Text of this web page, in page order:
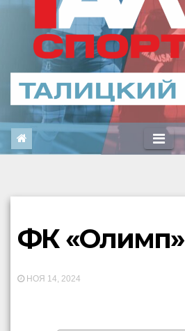
ФК «Олимп»
НОЯ 14, 2024